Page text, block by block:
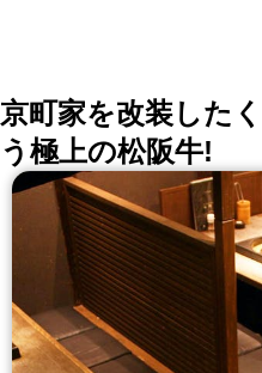
京町家を改装した
う極上の松阪牛!